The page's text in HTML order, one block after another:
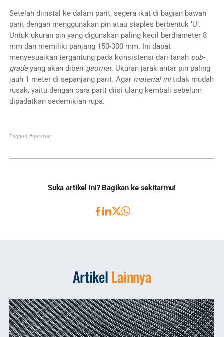
Setelah diinstal ke dalam parit, segera ikat di bagian bawah
parit dengan menggunakan pin atau staples berbentuk ‘U’.
Untuk ukuran pin yang digunakan paling kecil berdiameter 8
mm dan memiliki panjang 150-300 mm. Ini dapat
menyesuaikan tergantung pada konsistensi dari tanah sub-
gradeyang akan diberi geomat. Ukuran jarak antar pin paling
jauh 1 meter di sepanjang parit. Agar material initidak mudah
rusak, yaitu dengan cara parit diisi ulang kembali sebelum
dipadatkan sedemikian rupa.
Tagged #geomat
Suka artikel ini? Bagikan ke sekitarmu!
ArtikelLainnya